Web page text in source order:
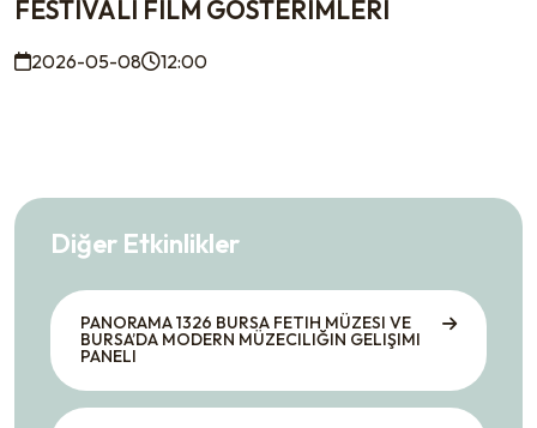
FESTIVALI FILM GÖSTERIMLERI
2026-05-08 12:00
Diğer Etkinlikler
PANORAMA 1326 BURSA FETIH MÜZESI VE
BURSA’DA MODERN MÜZECILIĞIN GELIŞIMI
PANELI